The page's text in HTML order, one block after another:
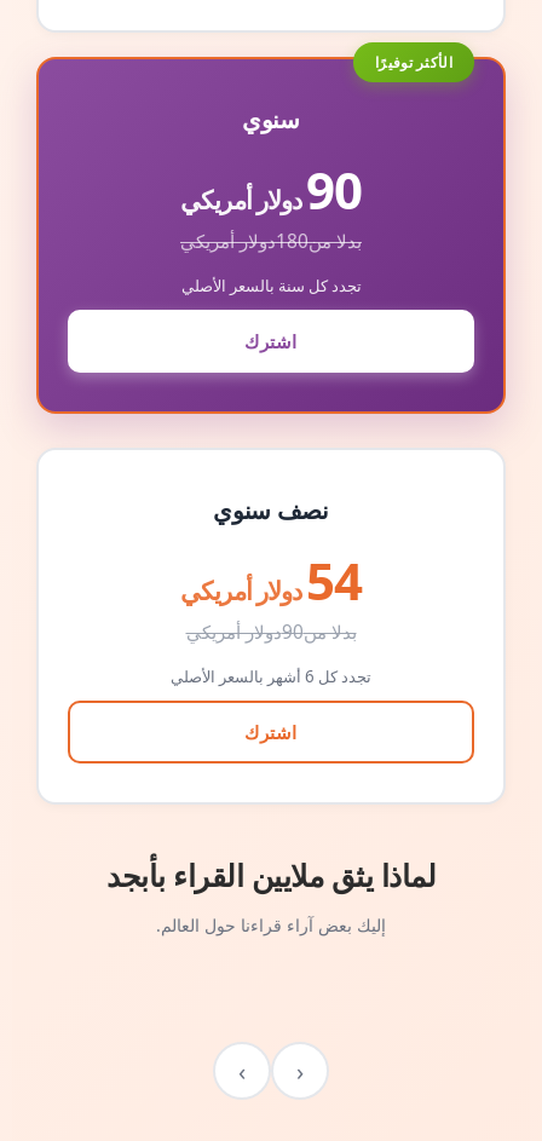
الأكثر توفيرًا
سنوي
90دولار أمريكي
بدلا من180دولار أمريكي
تجدد كل سنة بالسعر الأصلي
اشترك
نصف سنوي
54 دولار أمريكي
بدلا من90دولار أمريكي
تجدد كل 6 أشهر بالسعر الأصلي
اشترك
لماذا يثق ملايين القراء بأبجد
إليك بعض آراء قراءنا حول العالم.
‹
›